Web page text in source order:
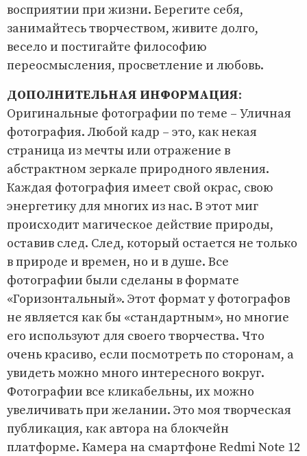
восприятии при жизни. Берегите себя,
занимайтесь творчеством, живите долго,
весело и постигайте философию
переосмысления, просветление и любовь.
ДОПОЛНИТЕЛЬНАЯ ИНФОРМАЦИЯ:
Оригинальные фотографии по теме – Уличная
фотография. Любой кадр – это, как некая
страница из мечты или отражение в
абстрактном зеркале природного явления.
Каждая фотография имеет свой окрас, свою
энергетику для многих из нас. В этот миг
происходит магическое действие природы,
оставив след. След, который остается не только
в природе и времен, но и в душе. Все
фотографии были сделаны в формате
«Горизонтальный». Этот формат у фотографов
не является как бы «стандартным», но многие
его используют для своего творчества. Что
очень красиво, если посмотреть по сторонам, а
увидеть можно много интересного вокруг.
Фотографии все кликабельны, их можно
увеличивать при желании. Это моя творческая
публикация, как автора на блокчейн
платформе. Камера на смартфоне Redmi Note 12